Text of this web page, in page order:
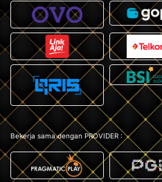
Bekerja sama dengan PROVIDER :